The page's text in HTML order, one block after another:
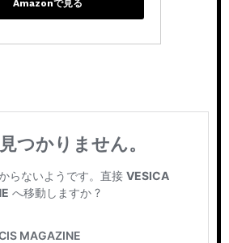
Amazonで見る